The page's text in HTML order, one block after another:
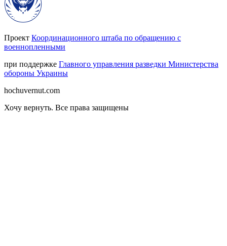
Проект Координационного штаба по обращению с
военнопленными
при поддержке Главного управления разведки Министерства
обороны Украины
hochuvernut.com
Хочу вернуть. Все права защищены